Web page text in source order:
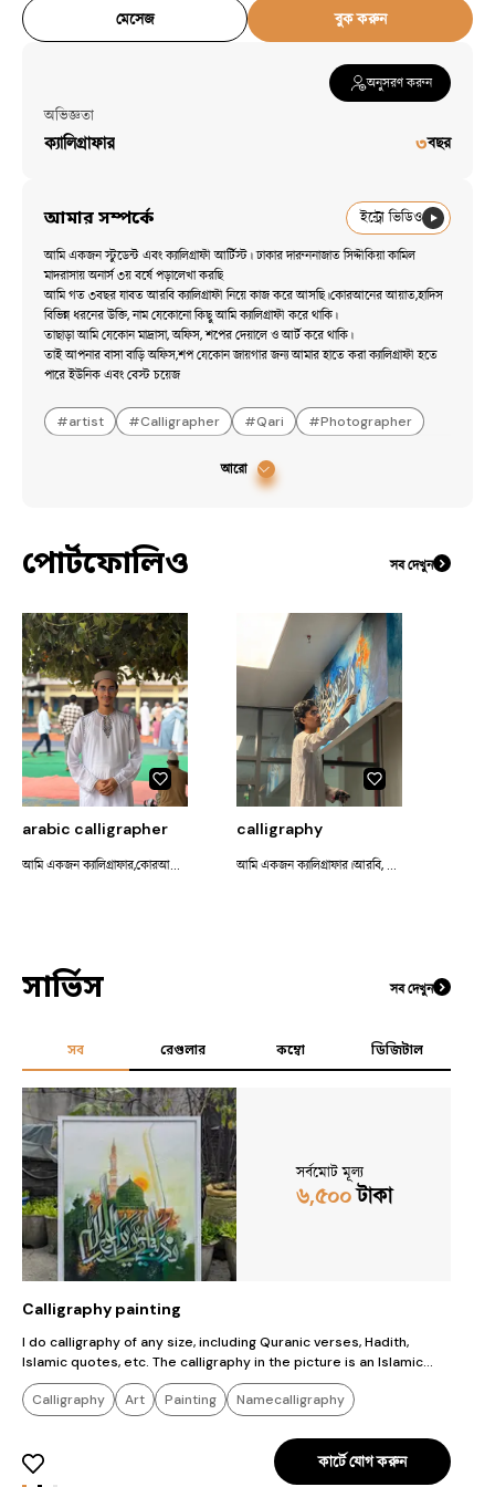
মেসেজ বুক করুন
অনুসরণ করুন
অভিজ্ঞতা
ক্যালিগ্রাফার ৩বছর
আমার সম্পর্কে ইন্ট্রো ভিডিও
আমি একজন স্টুডেন্ট এবং ক্যালিগ্রাফী আর্টিস্ট। ঢাকার দারুননাজাত সিদ্দীকিয়া কামিল
মাদরাসায় অনার্স ৩য় বর্ষে পড়ালেখা করছি
আমি গত ৩বছর যাবত আরবি ক্যালিগ্রাফী নিয়ে কাজ করে আসছি।কোরআনের আয়াত,হাদিস
বিভিন্ন ধরনের উক্তি, নাম যেকোনো কিছু আমি ক্যালিগ্রাফী করে থাকি।
তাছাড়া আমি যেকোন মাদ্রাসা, অফিস, শপের দেয়ালে ও আর্ট করে থাকি।
তাই আপনার বাসা বাড়ি অফিস,শপ যেকোন জায়গার জন্য আমার হাতে করা ক্যালিগ্রাফী হতে
পারে ইউনিক এবং বেস্ট চয়েজ
#artist #Calligrapher #Qari #Photographer
আরো
পোর্টফোলিও সব দেখুন
arabic calligrapher
আমি একজন ক্যালিগ্রাফার,কোরআনের আয়াত,হাদিস ইত্যাদি আর্ট করে থাকি
calligraphy
আমি একজন ক্যালিগ্রাফার।আরবি, ইংরেজি,বাংলায় যে কোন সাইজের ক্যানভাসে কাস্টমাইজ করে ক্যালিগ্রাফী করে থাকি
সার্ভিস সব দেখুন
সব রেগুলার কম্বো ডিজিটাল
সর্বমোট মূল্য
৬,৫০০টাকা
Calligraphy painting
I do calligraphy of any size, including Quranic verses, Hadith,
Islamic quotes, etc. The calligraphy in the picture is an Islamic
quote on the theme of Madinah Sharif. The size of the painting,
which is framed with a white frame, is 32/24 inch.
Calligraphy Art Painting
Namecalligraphy
কার্টে যোগ করুন